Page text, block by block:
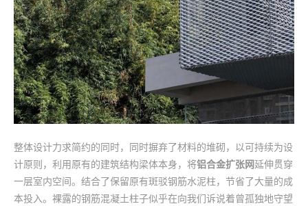
整体设计力求简约的同时，同时摒弃了材料的堆砌，以可持续为设
计原则，利用原有的建筑结构梁体本身，将铝合金扩张网延伸贯穿
一层室内空间。结合了保留原有斑驳钢筋水泥柱，节省了大量的成
本投入。裸露的钢筋混凝土柱子似乎在向我们诉说着曾孤独地守望